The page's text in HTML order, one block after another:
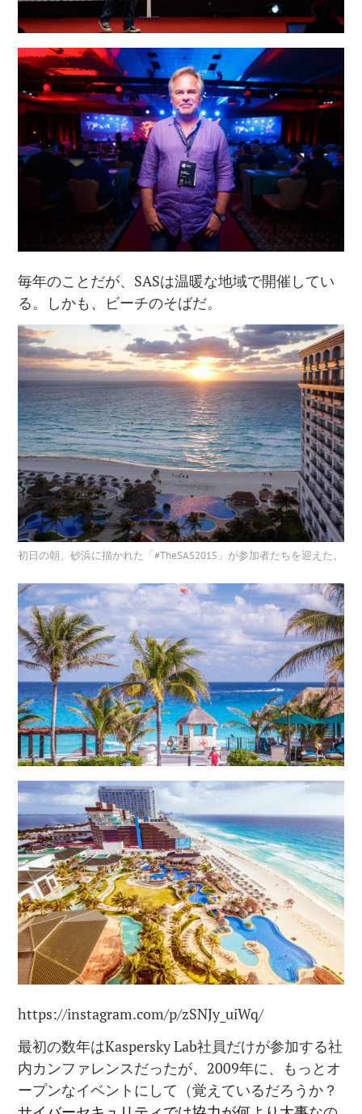
毎年のことだが、SASは温暖な地域で開催してい
る。しかも、ビーチのそばだ。
初日の朝、砂浜に描かれた「#TheSAS2015」が参加者たちを迎えた。
https://instagram.com/p/zSNJy_uiWq/
最初の数年はKaspersky Lab社員だけが参加する社
内カンファレンスだったが、2009年に、もっとオ
ープンなイベントにして（覚えているだろうか？